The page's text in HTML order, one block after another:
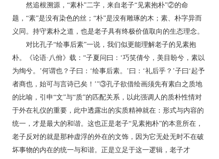
然追根溯源，“素朴”二字，来自老子“见素抱朴”②的命
题，“素”是没有染色的丝；“朴”是没有雕琢的木；素、朴字异而
义同。持守素朴之道，也是老子具有终极价值取向的生态理念。
对比孔子“绘事后素”一说，我们似更能理解老子的见素抱
朴。《论语·八佾》载：“子夏问曰：‘巧笑倩兮，美目盼兮，素以
为绚兮。’何谓也？子曰：‘绘事后素。’曰：‘礼后乎？’子曰‘起予
者商也，始可与言诗已矣！’”③孔子欲借绘画须先有素白之质地
的比喻，引申“文”与“质”的匹配关系，以此强调人的质朴性情对
于外在礼仪的重要，此中透露出的实质精神就在：形式与内容的
统一，才是最大的和谐。这也正是老子“见素抱朴”的本意所在，
老子反对的就是那种虚浮的外在的文饰，因为它无处无时不在破
坏事物的内在的统一与和谐。正是立足于这一逻辑，老子才